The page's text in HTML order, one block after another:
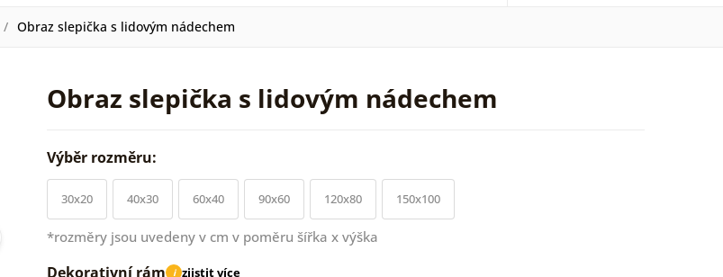
Obraz slepička s lidovým nádechem
Obraz slepička s lidovým nádechem
Výběr rozměru:
30x20 40x30 60x40 90x60 120x80 150x100
*rozměry jsou uvedeny v cm v poměru šířka x výška
Dekorativní rám i zjistit více